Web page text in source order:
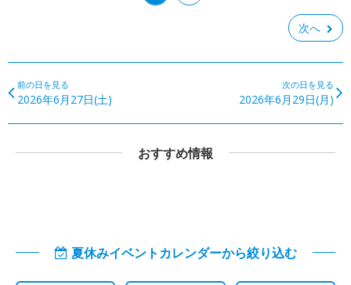
次へ
前の日を見る
2026年6月27日(土)
次の日を見る
2026年6月29日(月)
おすすめ情報
夏休みイベントカレンダーから絞り込む